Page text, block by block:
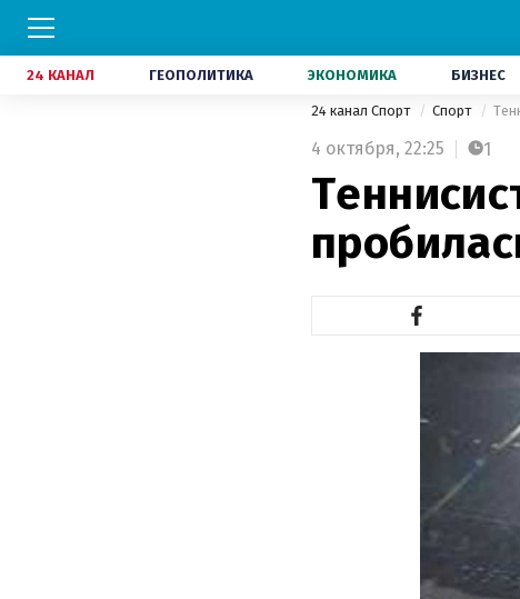
24 КАНАЛ ГЕОПОЛИТИКА ЭКОНОМИКА БИЗНЕС
24 канал Спорт Спорт
4 октября, 22:25 1